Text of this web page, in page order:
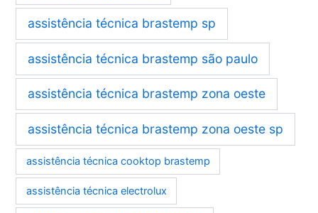
assistência técnica brastemp sp
assistência técnica brastemp são paulo
assistência técnica brastemp zona oeste
assistência técnica brastemp zona oeste sp
assistência técnica cooktop brastemp
assistência técnica electrolux